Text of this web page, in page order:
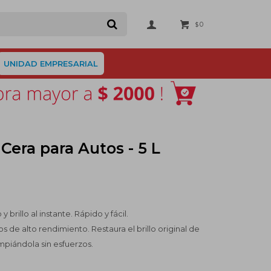
UNIDAD EMPRESARIAL
$0
para Autos - 5 L
brillo al instante. Rápido y fácil.
de alto rendimiento. Restaura el brillo original de
sin esfuerzos.